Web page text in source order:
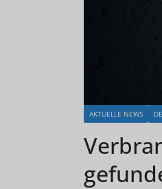
AKTUELLE NEWS